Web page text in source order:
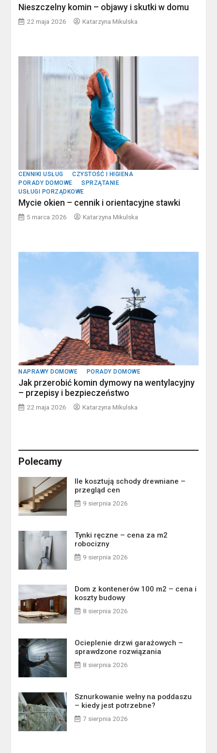
Nieszczelny komin – objawy i skutki w domu
22 maja 2026 Katarzyna Mikulska
CENNIKI USŁUG
CZYSTOŚĆ I HIGIENA
PORADY DOMOWE
SPRZĄTANIE
USŁUGI PORZĄDKOWE
Mycie okien – cennik i orientacyjne stawki
5 marca 2026 Katarzyna Mikulska
NAPRAWY DOMOWE PORADY DOMOWE
Jak przerobić komin dymowy na wentylacyjny
– przepisy i bezpieczeństwo
22 maja 2026 Katarzyna Mikulska
Polecamy
Ile kosztują schody drewniane –
przegląd cen
9 sierpnia 2026
Tynki ręczne – cena za m2
robocizny
9 sierpnia 2026
Dom z kontenerów 100 m2 – cena i
koszty budowy
8 sierpnia 2026
Ocieplenie drzwi garażowych –
sprawdzone rozwiązania
8 sierpnia 2026
Sznurkowanie wełny na poddaszu
– kiedy jest potrzebne?
7 sierpnia 2026